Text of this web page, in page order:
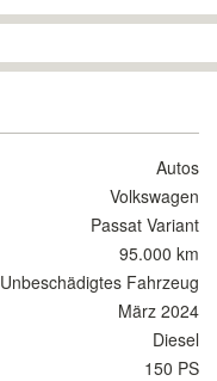
Autos
Volkswagen
Passat Variant
95.000 km
Unbeschädigtes Fahrzeug
März 2024
Diesel
150 PS